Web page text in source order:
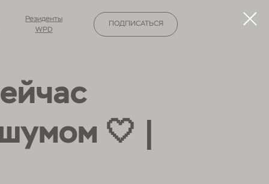
Резиденты
WPD
ПОДПИСАТЬСЯ
🤍 |